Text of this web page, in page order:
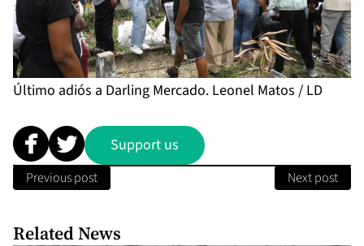
Último adiós a Darling Mercado. Leonel Matos / LD
Support us
Previous post Next post
Related News